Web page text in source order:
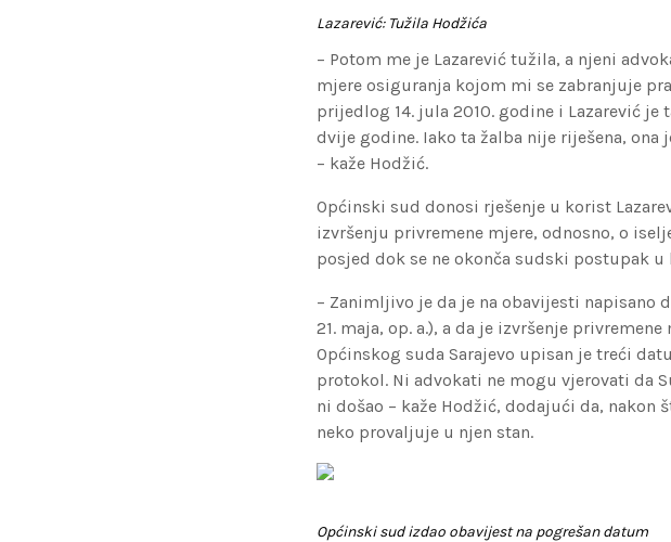
Lazarević: Tužila Hodžića
– Potom me je Lazarević tužila, a njeni
mjere osiguranja kojom mi se zabranjuje
prijedlog 14. jula 2010. godine i Lazarević
dvije godine. Iako ta žalba nije riješena,
– kaže Hodžić.
Općinski sud donosi rješenje u korist
izvršenju privremene mjere, odnosno, o
posjed dok se ne okonča sudski postupak
– Zanimljivo je da je na obavijesti napisano
21. maja, op. a.), a da je izvršenje
Općinskog suda Sarajevo upisan je treći
protokol. Ni advokati ne mogu vjerovati da
ni došao – kaže Hodžić, dodajući da,
neko provaljuje u njen stan.
Općinski sud izdao obavijest na pogrešan datum